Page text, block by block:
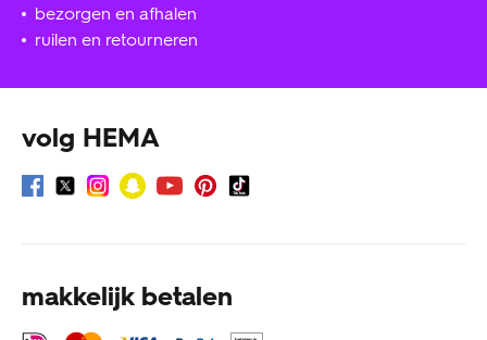
bezorgen en afhalen
ruilen en retourneren
volg HEMA
makkelijk betalen